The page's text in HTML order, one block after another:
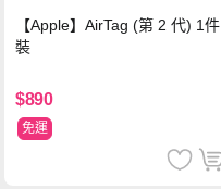
【Apple】AirTag (第 2 代) 1件
裝
$890
免運